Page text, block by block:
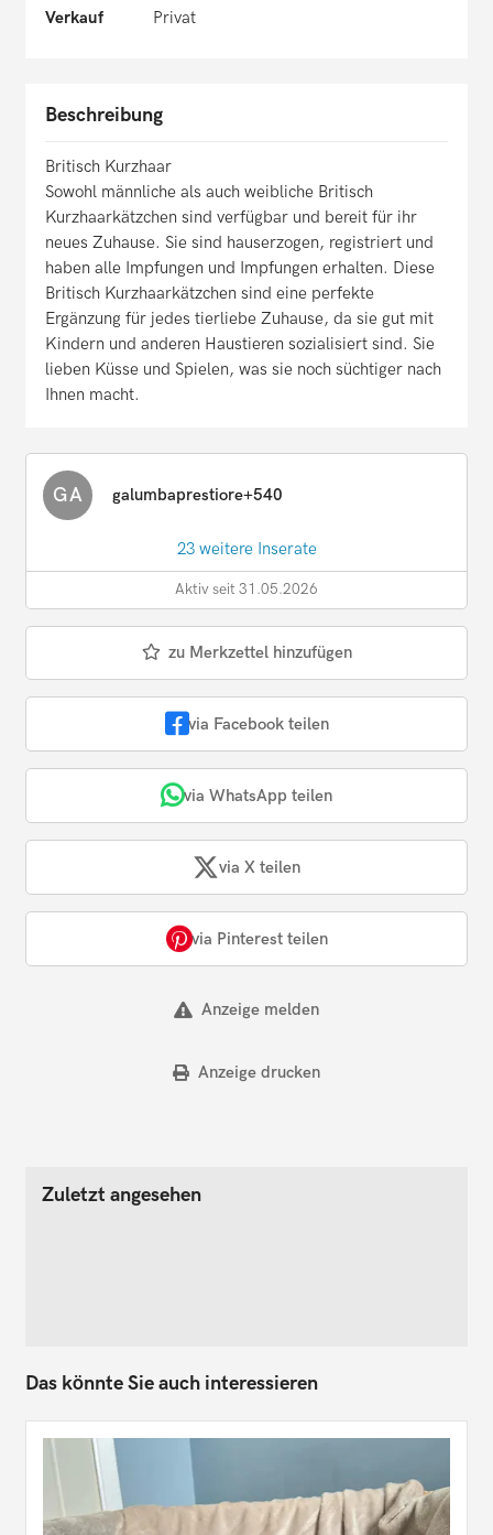
Verkauf
Privat
Beschreibung
Britisch Kurzhaar
Sowohl männliche als auch weibliche Britisch
Kurzhaarkätzchen sind verfügbar und bereit für ihr
neues Zuhause. Sie sind hauserzogen, registriert und
haben alle Impfungen und Impfungen erhalten. Diese
Britisch Kurzhaarkätzchen sind eine perfekte
Ergänzung für jedes tierliebe Zuhause, da sie gut mit
Kindern und anderen Haustieren sozialisiert sind. Sie
lieben Küsse und Spielen, was sie noch süchtiger nach
Ihnen macht.
GA galumbaprestiore+540
23 weitere Inserate
Aktiv seit 31.05.2026
zu Merkzettel hinzufügen
via Facebook teilen
via WhatsApp teilen
via X teilen
via Pinterest teilen
Anzeige melden
Anzeige drucken
Zuletzt angesehen
Das könnte Sie auch interessieren